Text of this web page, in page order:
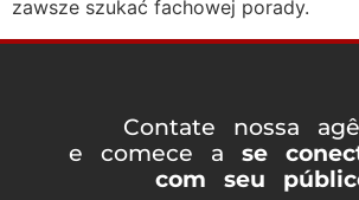
zawsze szukać fachowej porady.
Contate nossa
e comece a se
com seu